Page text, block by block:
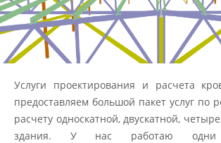
Услуги проектирования и расчета
предоставляем большой пакет услуг по
расчету односкатной, двускатной,
здания. У нас работаю